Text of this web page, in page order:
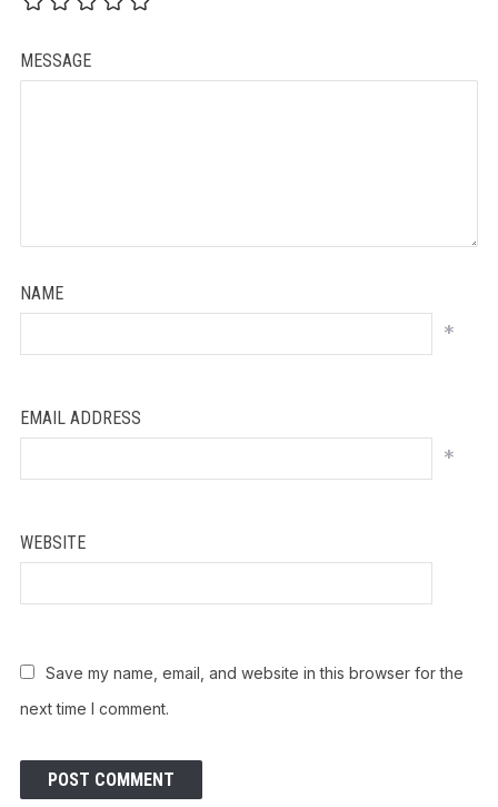
MESSAGE
NAME
*
EMAIL ADDRESS
*
WEBSITE
Save my name, email, and website in this browser for the
next time I comment.